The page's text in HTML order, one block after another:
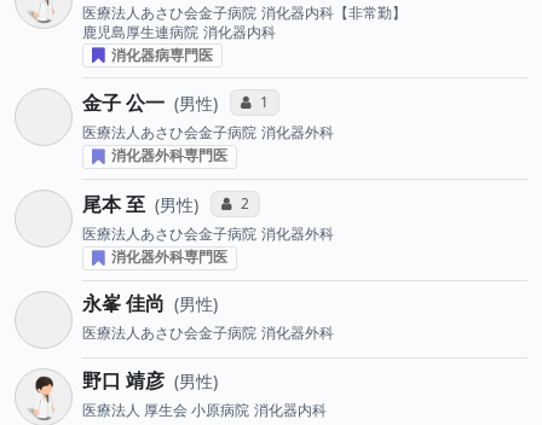
医療法人あさひ会金子病院 消化器内科【非常勤】
鹿児島厚生連病院 消化器内科
消化器病専門医
金子 公一 男性 コミュニケーション・タイプ投票数
1
医療法人あさひ会金子病院 消化器外科
消化器外科専門医
尾本 至 男性 コミュニケーション・タイプ投票数
2
医療法人あさひ会金子病院 消化器外科
消化器外科専門医
永峯 佳尚 男性
医療法人あさひ会金子病院 消化器外科
野口 靖彦 男性
医療法人 厚生会 小原病院 消化器内科